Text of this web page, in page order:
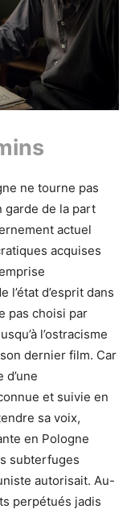
ne tourne pas
garde de la part
actuel
acquises
d’esprit dans
pas choisi par
l’ostracisme
dernier film. Car
et suivie en
sa voix,
en Pologne
subterfuges
autorisait. Au-
perpétués jadis